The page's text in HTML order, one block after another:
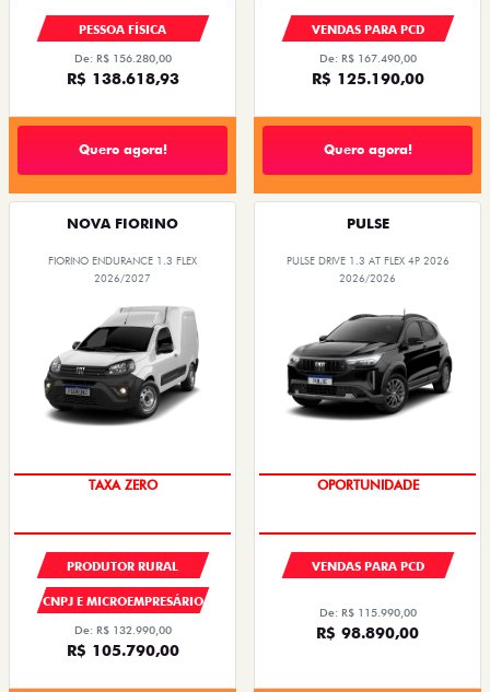
PESSOA FÍSICA
De: R$ 156.280,00
R$ 138.618,93
Quero agora!
VENDAS PARA PCD
De: R$ 167.490,00
R$ 125.190,00
Quero agora!
NOVA FIORINO
FIORINO ENDURANCE 1.3 FLEX
2026/2027
TAXA ZERO
PRODUTOR RURAL
CNPJ E MICROEMPRESÁRIO
De: R$ 132.990,00
R$ 105.790,00
PULSE
PULSE DRIVE 1.3 AT FLEX 4P 2026
2026/2026
OPORTUNIDADE
VENDAS PARA PCD
De: R$ 115.990,00
R$ 98.890,00